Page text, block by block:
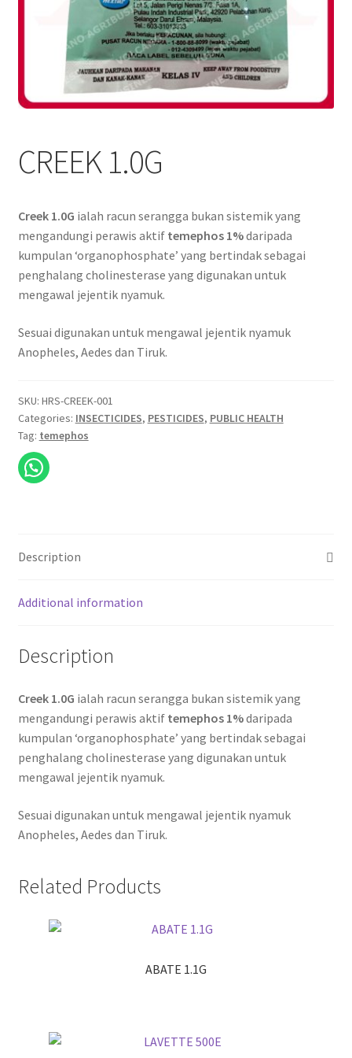
CREEK 1.0G
Creek 1.0G ialah racun serangga bukan sistemik yang
mengandungi perawis aktif temephos 1%daripada
kumpulan ‘organophosphate’ yang bertindak sebagai
penghalang cholinesterase yang digunakan untuk
mengawal jejentik nyamuk.
Sesuai digunakan untuk mengawal jejentik nyamuk
Anopheles, Aedes dan Tiruk.
SKU: HRS-CREEK-001
Categories: INSECTICIDES, PESTICIDES, PUBLIC HEALTH
Tag: temephos
Description
Additional information
Description
Creek 1.0G ialah racun serangga bukan sistemik yang
mengandungi perawis aktif temephos 1%daripada
kumpulan ‘organophosphate’ yang bertindak sebagai
penghalang cholinesterase yang digunakan untuk
mengawal jejentik nyamuk.
Sesuai digunakan untuk mengawal jejentik nyamuk
Anopheles, Aedes dan Tiruk.
Related Products
ABATE 1.1G